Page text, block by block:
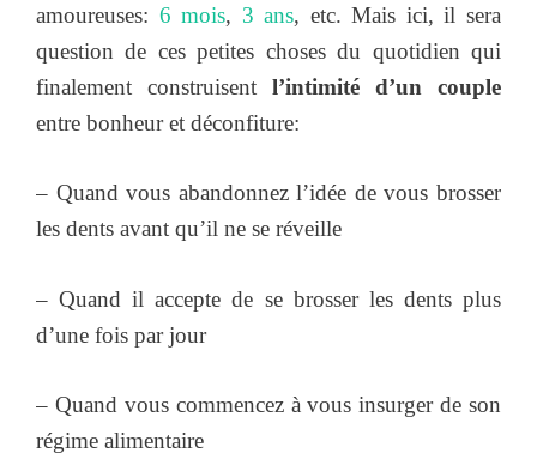
amoureuses: 6 mois, 3 ans, etc. Mais ici, il sera
question de ces petites choses du quotidien qui
finalement construisent l’intimité d’un couple
entre bonheur et déconfiture:
– Quand vous abandonnez l’idée de vous brosser
les dents avant qu’il ne se réveille
– Quand il accepte de se brosser les dents plus
d’une fois par jour
– Quand vous commencez à vous insurger de son
régime alimentaire